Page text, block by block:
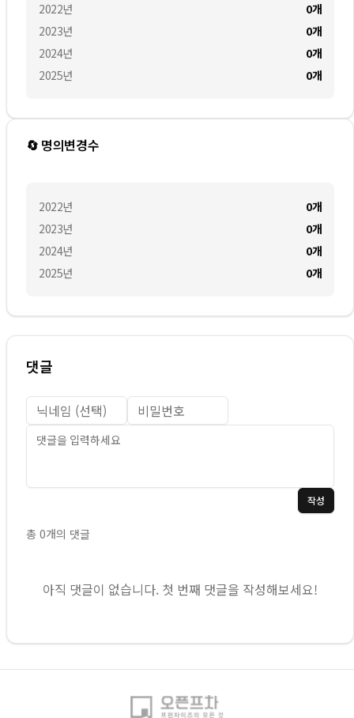
2022년
2023년
2024년
2025년
0개
0개
0개
0개
🔄 명의변경수
2022년
2023년
2024년
2025년
0개
0개
0개
0개
댓글
작성
총 0개의 댓글
아직 댓글이 없습니다. 첫 번째 댓글을 작성해보세요!